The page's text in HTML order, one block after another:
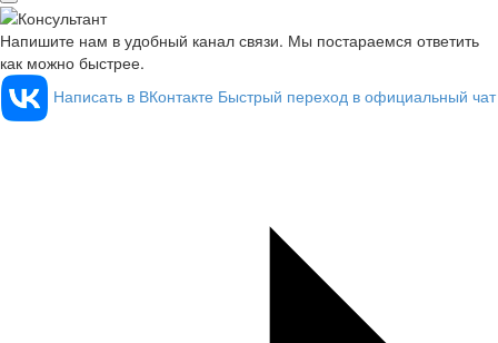
Напишите нам в удобный канал связи. Мы постараемся ответить
как можно быстрее.
Написать в ВКонтакте Быстрый переход в официальный чат